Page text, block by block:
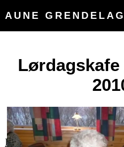
AUNE GRENDELAG
Del denne siden med andre!